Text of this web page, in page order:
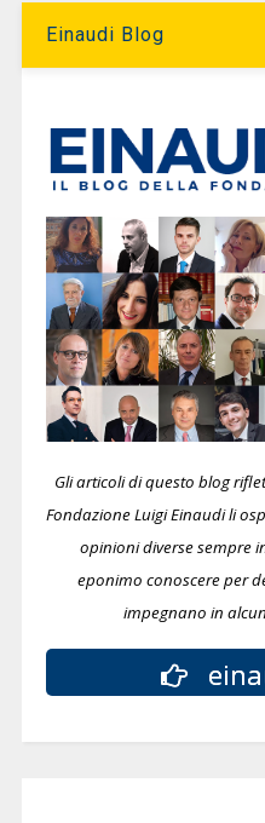
Einaudi Blog
Gli articoli di questo blog
Fondazione Luigi Einaudi li
opinioni diverse sempre
eponimo conoscere per
impegnano in